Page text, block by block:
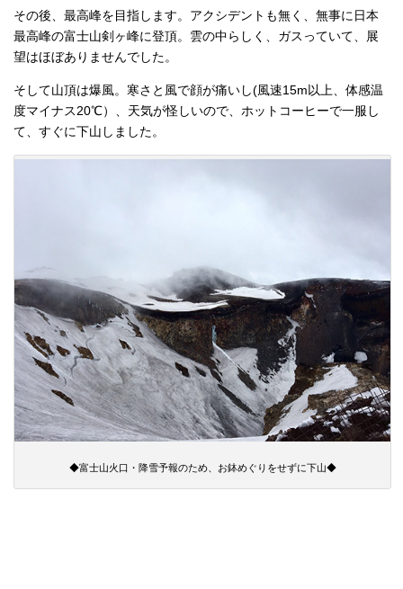
その後、最高峰を目指します。アクシデントも無く、無事に日本
最高峰の富士山剣ヶ峰に登頂。雲の中らしく、ガスっていて、展
望はほぼありませんでした。
そして山頂は爆風。寒さと風で顔が痛いし(風速15m以上、体感温
度マイナス20℃）、天気が怪しいので、ホットコーヒーで一服し
て、すぐに下山しました。
◆富士山火口・降雪予報のため、お鉢めぐりをせずに下山◆